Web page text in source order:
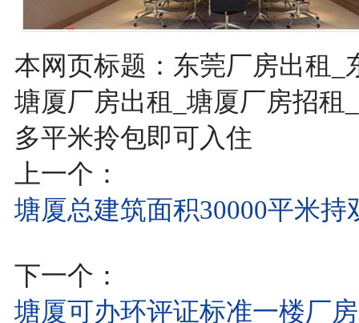
本网页标题：东莞厂房出租_
塘厦厂房出租_塘厦厂房招租
多平米拎包即可入住
上一个：
塘厦总建筑面积30000平米
下一个：
塘厦可办环评证标准一楼厂